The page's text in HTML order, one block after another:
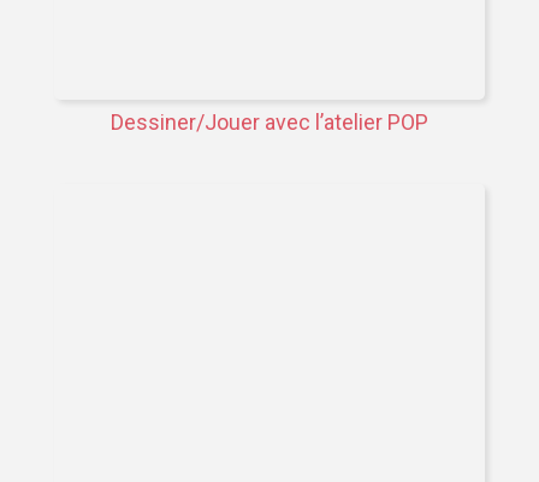
Dessiner/Jouer avec l’atelier POP